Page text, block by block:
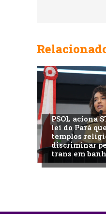
PSOL aciona
lei do Pará
templos
discriminar
trans em